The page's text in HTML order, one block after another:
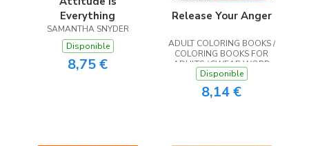
Everything
SAMANTHA SNYDER
Disponible
8,75 €
Release Your Anger
ADULT COLORING BOOKS /
COLORING BOOKS FOR
ADULTS / SWEAR WORD
COLORING BOOK
Disponible
8,14 €